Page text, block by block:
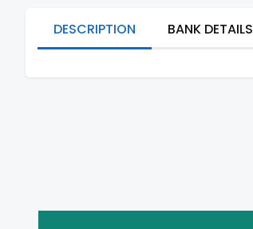
DESCRIPTION BANK DETAILS